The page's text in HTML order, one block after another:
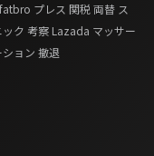
fatbro プレス 関税 両替 ス
ク 考察 Lazada マッサー
ョン 撤退